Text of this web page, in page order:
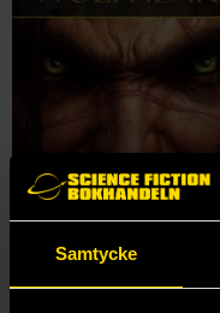
Samtycke
Wolfheart